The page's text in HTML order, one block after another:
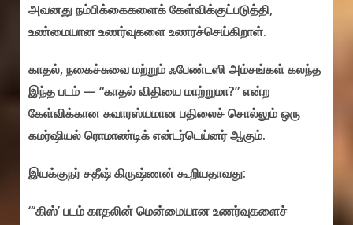
அவனது நம்பிக்கைகளைக் கேள்விக்குட்படுத்தி,
உண்மையான உணர்வுகளை உணரச்செய்கிறாள்.
காதல், நகைச்சுவை மற்றும் ஃபேண்டஸி அம்சங்கள் கலந்த
இந்த படம் — “காதல் விதியை மாற்றுமா?” என்ற
கேள்விக்கான சுவாரஸ்யமான பதிலைச் சொல்லும் ஒரு
கமர்ஷியல் ரொமாண்டிக் என்டர்டெய்னர் ஆகும்.
இயக்குநர் சதீஷ் கிருஷ்ணன் கூறியதாவது:
“‘கிஸ்’ படம் காதலின் மென்மையான உணர்வுகளைச்